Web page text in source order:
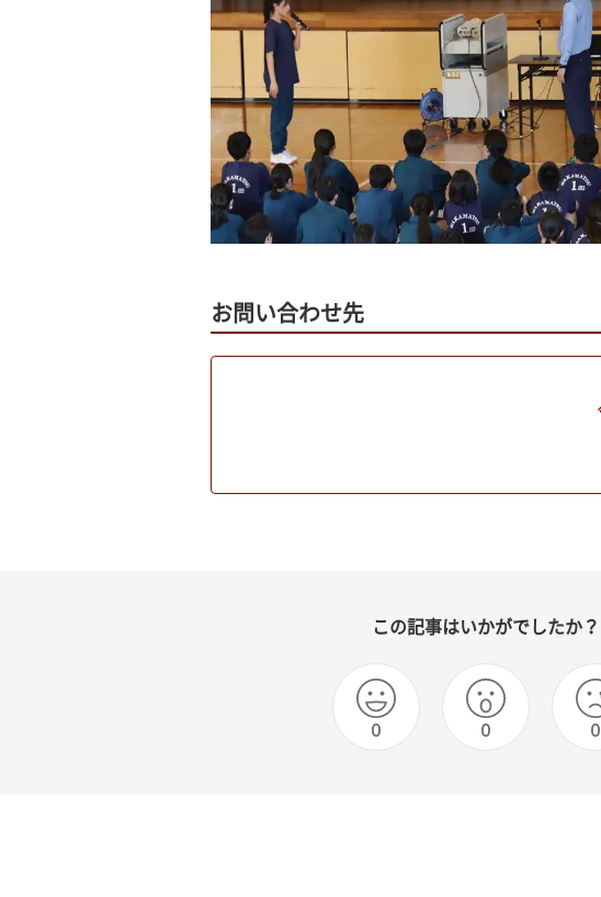
お問い合わせ先
この記事はいかがでしたか？
0 0 0